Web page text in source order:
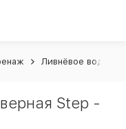
Ливнёвое
Step -